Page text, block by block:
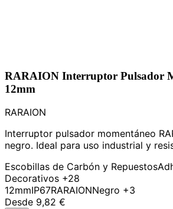
RARAION Interruptor Pulsador
12mm
RARAION
Interruptor pulsador momentáneo
negro. Ideal para uso industrial y
Escobillas de Carbón y Repuestos
Decorativos +28
12mmIP67RARAIONNegro +3
Desde 9,82 €